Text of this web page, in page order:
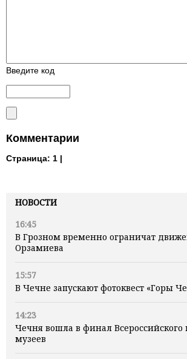
НОВОСТИ
16:45
В Грозном временно ограничат
Орзамиева
15:57
В Чечне запускают фотоквест «Горы
14:23
Чечня вошла в финал Всероссийского
музеев
Введите код
Комментарии
Страница: 1 |